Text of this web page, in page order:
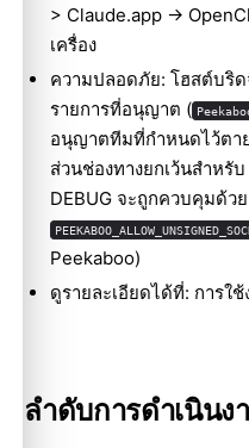
> Claude.app ->
เครื่อง
ความปลอดภัย: โฮสต์บริ
รายการที่อนุญาต (
อนุญาตทีมที่กำหนดไว้ตา
ส่วนช่องทางยกเว้นสำหรั
DEBUG จะถูกควบคุมด้วย
Peekaboo)
ดูรายละเอียดได้ที่: การใ
ลำดับการดำเนินง